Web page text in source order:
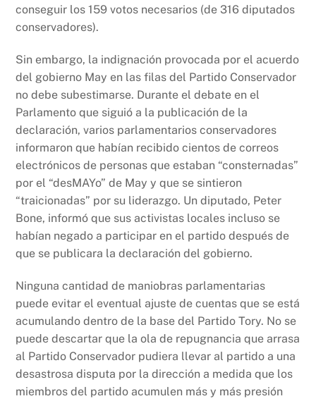
conseguir los 159 votos necesarios (de 316 diputados
conservadores).
Sin embargo, la indignación provocada por el acuerdo
del gobierno May en las filas del Partido Conservador
no debe subestimarse. Durante el debate en el
Parlamento que siguió a la publicación de la
declaración, varios parlamentarios conservadores
informaron que habían recibido cientos de correos
electrónicos de personas que estaban “consternadas”
por el “desMAYo” de May y que se sintieron
“traicionadas” por su liderazgo. Un diputado, Peter
Bone, informó que sus activistas locales incluso se
habían negado a participar en el partido después de
que se publicara la declaración del gobierno.
Ninguna cantidad de maniobras parlamentarias
puede evitar el eventual ajuste de cuentas que se está
acumulando dentro de la base del Partido Tory. No se
puede descartar que la ola de repugnancia que arrasa
al Partido Conservador pudiera llevar al partido a una
desastrosa disputa por la dirección a medida que los
miembros del partido acumulen más y más presión